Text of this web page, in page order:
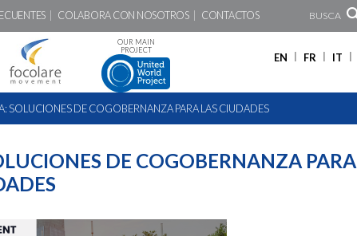
COLABORA CON NOSOTROS CONTACTOS BUSCA
OUR MAIN
PROJECT
EN FR IT
SOLUCIONES DE COGOBERNANZA PARA LAS CIUDADES
DE COGOBERNANZA PARA